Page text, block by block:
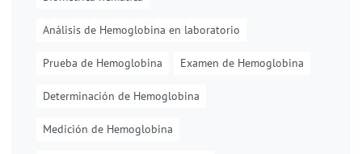
Análisis de Hemoglobina en laboratorio
Prueba de Hemoglobina Examen de Hemoglobina
Determinación de Hemoglobina
Medición de Hemoglobina